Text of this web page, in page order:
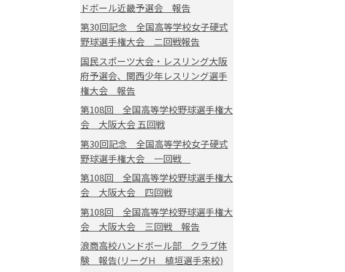
ドボール近畿予選会 報告
第30回記念 全国高等学校女子硬式
野球選手権大会 二回戦報告
国民スポーツ大会・レスリング大阪
府予選会、関西少年レスリング選手
権大会 報告
第108回 全国高等学校野球選手権大
会 大阪大会 五回戦
第30回記念 全国高等学校女子硬式
野球選手権大会 一回戦
第108回 全国高等学校野球選手権大
会 大阪大会 四回戦
第108回 全国高等学校野球選手権大
会 大阪大会 三回戦 報告
浪商高校ハンドボール部 クラブ体
験 報告(リーグH 植垣選手来校)